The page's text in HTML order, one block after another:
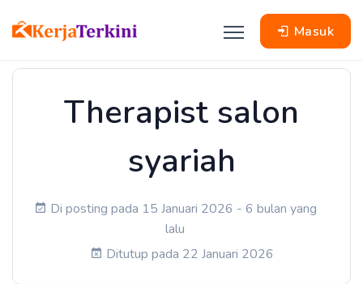
Masuk
Therapist salon
syariah
Di posting pada 15 Januari 2026 - 6 bulan yang
lalu
Ditutup pada 22 Januari 2026